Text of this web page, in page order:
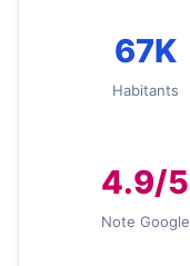
67K
Habitants
4.9/5
Note Google